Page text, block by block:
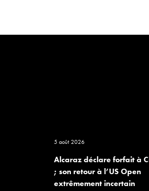
5 août 2026
Alcaraz déclare forfait à
; son retour à l’US Open
extrêmement incertain